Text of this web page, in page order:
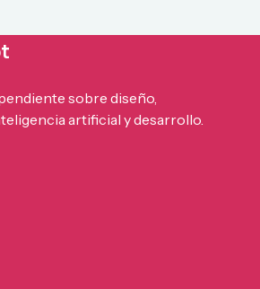
sobre diseño,
artificial y desarrollo.